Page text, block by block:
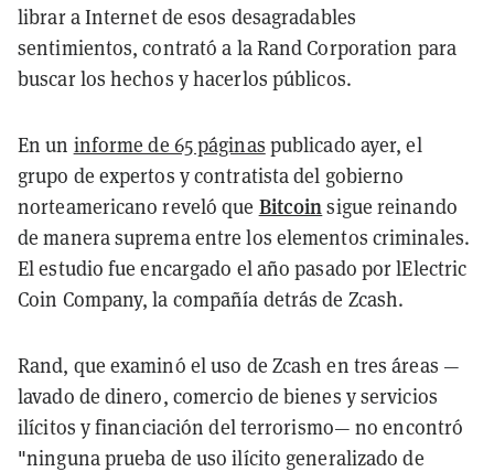
librar a Internet de esos desagradables
sentimientos, contrató a la Rand Corporation para
buscar los hechos y hacerlos públicos.
En un informe de 65 páginas publicado ayer, el
grupo de expertos y contratista del gobierno
norteamericano reveló que Bitcoin sigue reinando
de manera suprema entre los elementos criminales.
El estudio fue encargado el año pasado por lElectric
Coin Company, la compañía detrás de Zcash.
Rand, que examinó el uso de Zcash en tres áreas —
lavado de dinero, comercio de bienes y servicios
ilícitos y financiación del terrorismo— no encontró
"ninguna prueba de uso ilícito generalizado de